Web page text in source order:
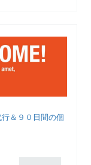
＆９０日間の個